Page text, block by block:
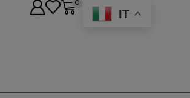
0
IT